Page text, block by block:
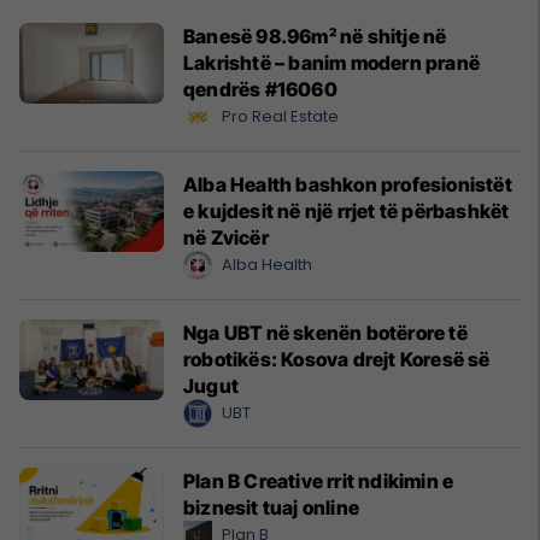
Banesë 98.96m² në shitje në
Lakrishtë – banim modern pranë
qendrës #16060
Pro Real Estate
Alba Health bashkon profesionistët
e kujdesit në një rrjet të përbashkët
në Zvicër
Alba Health
Nga UBT në skenën botërore të
robotikës: Kosova drejt Koresë së
Jugut
UBT
Plan B Creative rrit ndikimin e
biznesit tuaj online
Plan B